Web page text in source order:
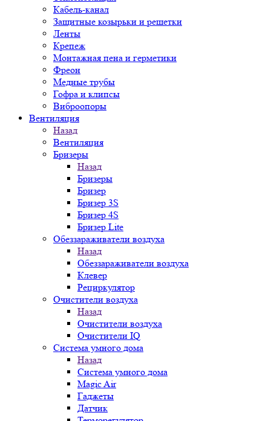
Кабель-канал
Защитные козырьки и решетки
Ленты
Крепеж
Монтажная пена и герметики
Фреон
Медные трубы
Гофра и клипсы
Виброопоры
Вентиляция
Назад
Вентиляция
Бризеры
Назад
Бризеры
Бризер
Бризер 3S
Бризер 4S
Бризер Lite
Обеззараживатели воздуха
Назад
Обеззараживатели воздуха
Клевер
Рециркулятор
Очистители воздуха
Назад
Очистители воздуха
Очистители IQ
Система умного дома
Назад
Система умного дома
Magic Air
Гаджеты
Датчик